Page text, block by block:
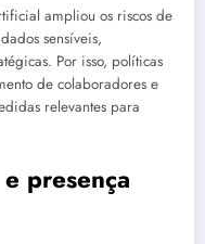
ampliou os riscos de
sensíveis,
Por isso, políticas
de colaboradores e
relevantes para
presença